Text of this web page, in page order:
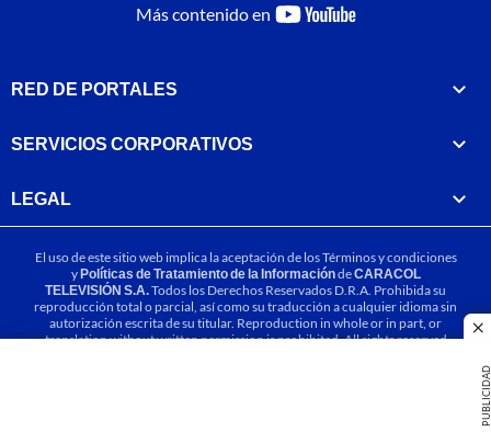
PUBLICIDAD
Más contenido en
youtube-
RED DE PORTALES
SERVICIOS CORPORATIVOS
LEGAL
El uso de este sitio web implica la aceptación de losTérminos y condiciones
yPolíticas de Tratamiento de la InformacióndeCARACOL
TELEVISIÓN S.A.Todos los Derechos Reservados D.R.A. Prohibida su
reproducción total o parcial, así como su traducción a cualquier idioma sin
autorización escrita de su titular. Reproduction in whole or in part, or
translation without written permission is prohibited. All rights reserved